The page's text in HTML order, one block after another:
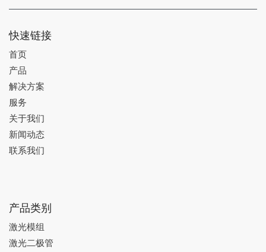
快速链接
首页
产品
解决方案
服务
关于我们
新闻动态
联系我们
产品类别
激光模组
激光二极管